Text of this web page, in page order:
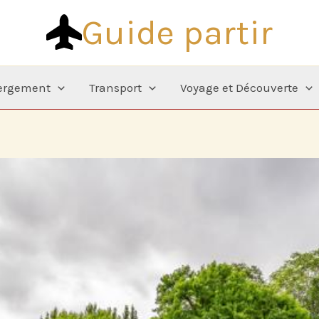
Guide partir
Transport Voyage et Découverte